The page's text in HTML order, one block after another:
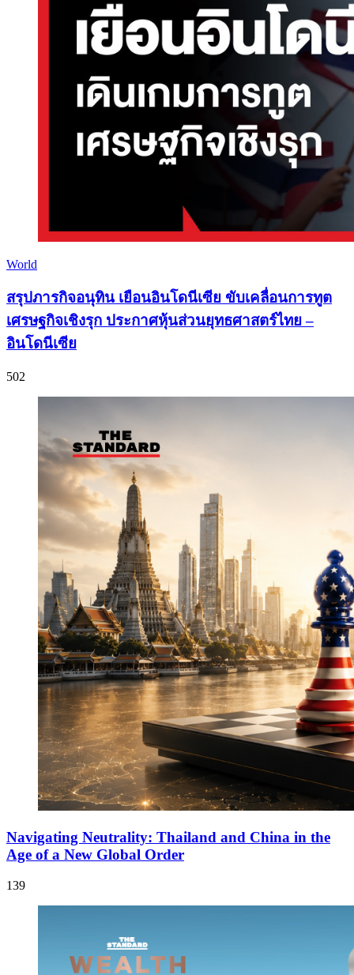
World
สรุปภารกิจอนุทิน เยือนอินโดนีเซีย ขับเคลื่อนการทูต
เศรษฐกิจเชิงรุก ประกาศหุ้นส่วนยุทธศาสตร์ไทย –
อินโดนีเซีย
502
Navigating Neutrality: Thailand and China in the
Age of a New Global Order
139